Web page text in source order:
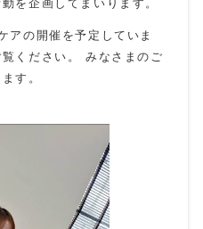
を企画してまいります。
アの開催を予定していま
ください。 みなさまのご
す。